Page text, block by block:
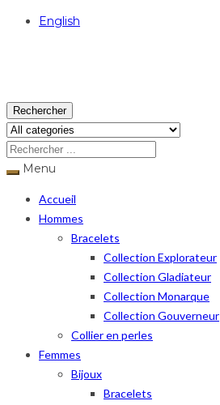
English
Rechercher
Menu
Accueil
Hommes
Bracelets
Collection Explorateur
Collection Gladiateur
Collection Monarque
Collection Gouverneur
Collier en perles
Femmes
Bijoux
Bracelets